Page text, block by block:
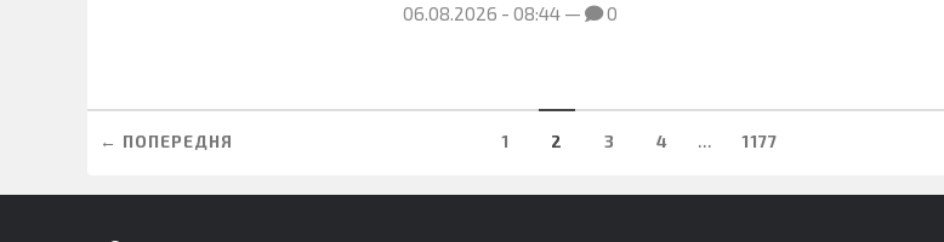
06.08.2026 - 08:44 — 0
← ПОПЕРЕДНЯ 1 2 3 4 1177